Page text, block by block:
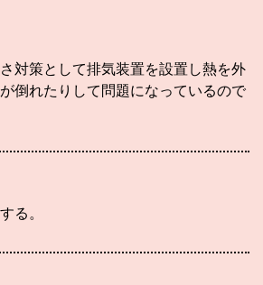
対策として排気装置を設置し熱を外
倒れたりして問題になっているので
る。